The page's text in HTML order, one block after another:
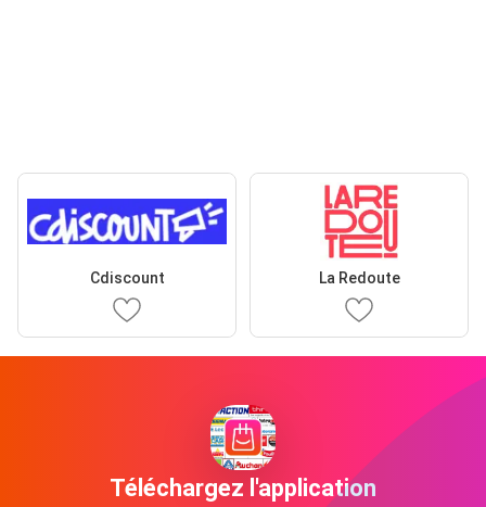
Cdiscount La Redoute
Téléchargez l'application